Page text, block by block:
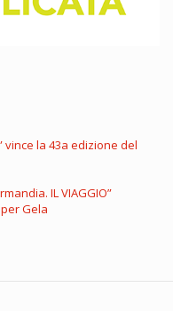
vince la 43a edizione del
IL VIAGGIO”
Gela